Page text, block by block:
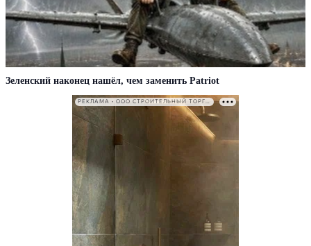
Зеленский наконец нашёл, чем заменить Patriot
РЕКЛАМА • ООО СТРОИТЕЛЬНЫЙ ТОРГОВЫЙ ДОМ «ПЕТРОВИЧ». ИНН: 7802348846